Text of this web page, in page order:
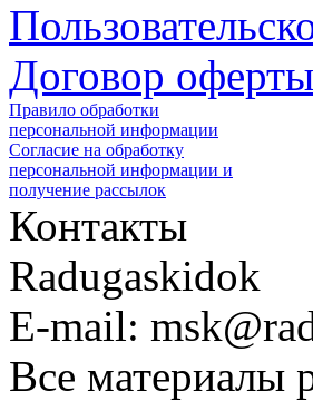
Договор оферты
Правило обработки
персональной информации
Согласие на обработку
персональной информации и
получение рассылок
Контакты
Radugaskidok
E-mail:
Все материалы